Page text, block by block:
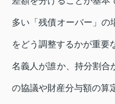
多い「残債オーバー」の
をどう調整するかが重要
名義人が誰か、持分割合
の協議や財産分与額の算